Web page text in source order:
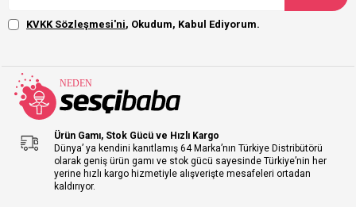
KVKK Sözleşmesi'ni, Okudum, Kabul Ediyorum.
Ürün Gamı, Stok Gücü ve Hızlı Kargo
Dünya’ ya kendini kanıtlamış 64 Marka’nın Türkiye Distribütörü
olarak geniş ürün gamı ve stok gücü sayesinde Türkiye’nin her
yerine hızlı kargo hizmetiyle alışverişte mesafeleri ortadan
kaldırıyor.